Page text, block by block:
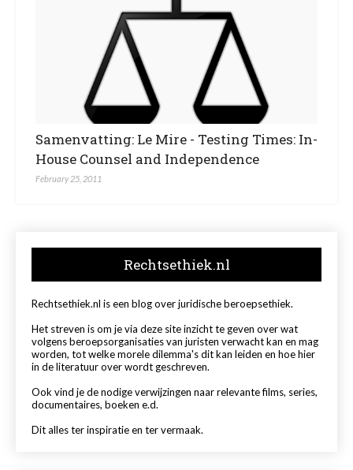
Samenvatting: Le Mire - Testing Times: In-
House Counsel and Independence
February 25, 2011
Rechtsethiek.nl
Rechtsethiek.nl is een blog over juridische beroepsethiek.
Het streven is om je via deze site inzicht te geven over wat
volgens beroepsorganisaties van juristen verwacht kan en mag
worden, tot welke morele dilemma's dit kan leiden en hoe hier
in de literatuur over wordt geschreven.
Ook vind je de nodige verwijzingen naar relevante films, series,
documentaires, boeken e.d.
Dit alles ter inspiratie en ter vermaak.